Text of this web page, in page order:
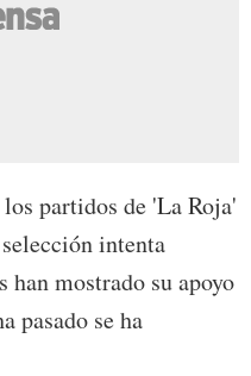
partidos de 'La Roja'
intenta
mostrado su apoyo
pasado se ha